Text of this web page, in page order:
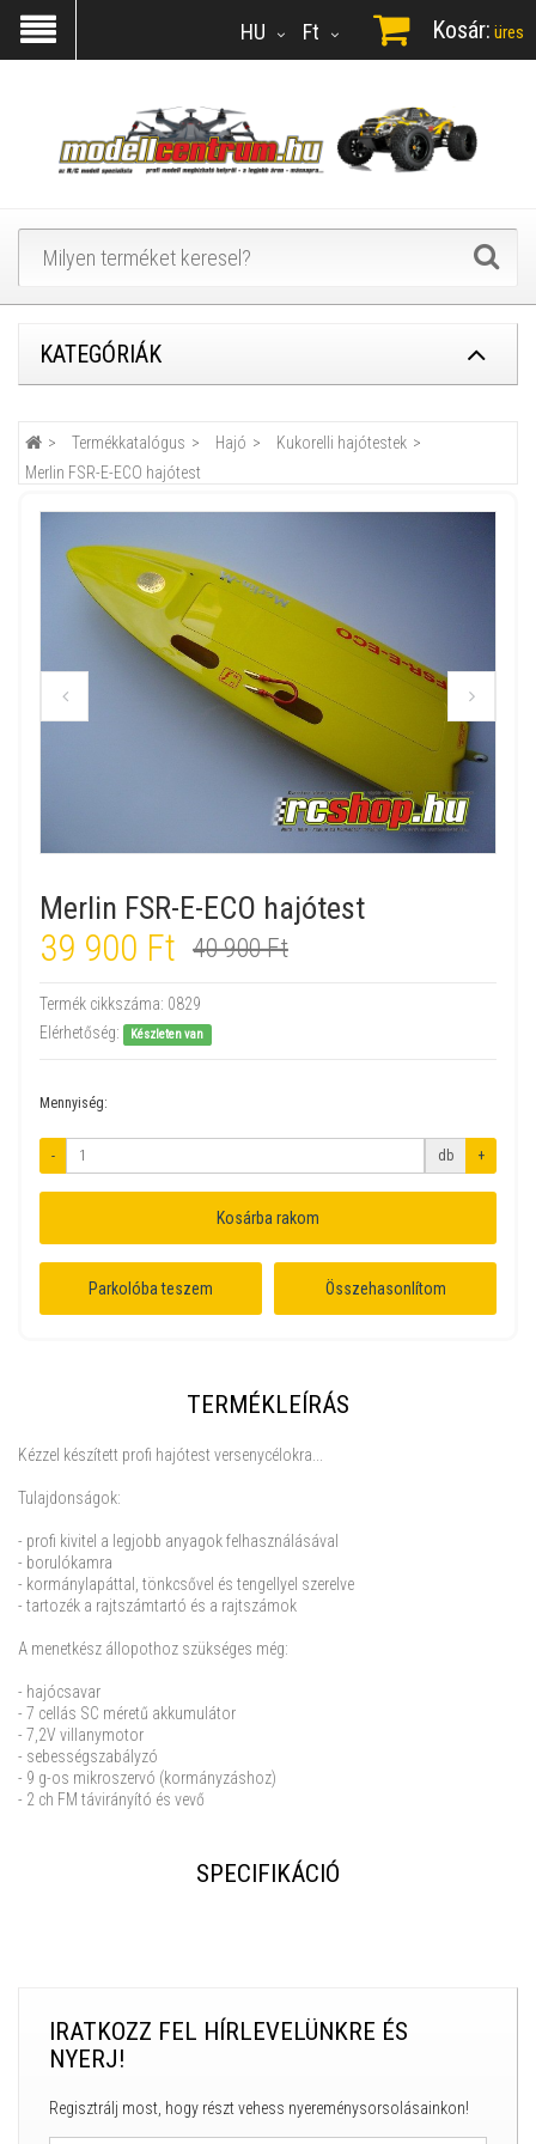
Ft
HU Kosár: üres
KATEGÓRIÁK
Termékkatalógus Hajó
Kukorelli hajótestek
Merlin FSR-E-ECO hajótest
Merlin FSR-E-ECO hajótest
39 900 Ft 40 900 Ft
Termék cikkszáma: 0829
Elérhetőség:
Készleten van
Mennyiség:
- db +
Kosárba rakom
Parkolóba teszem Összehasonlítom
TERMÉKLEÍRÁS
Kézzel készített profi hajótest versenycélokra...
Tulajdonságok:
- profi kivitel a legjobb anyagok felhasználásával
- borulókamra
- kormánylapáttal, tönkcsővel és tengellyel szerelve
- tartozék a rajtszámtartó és a rajtszámok
A menetkész állopothoz szükséges még:
- hajócsavar
- 7 cellás SC méretű akkumulátor
- 7,2V villanymotor
- sebességszabályzó
- 9 g-os mikroszervó (kormányzáshoz)
- 2 ch FM távirányító és vevő
SPECIFIKÁCIÓ
IRATKOZZ FEL HÍRLEVELÜNKRE ÉS
NYERJ!
Regisztrálj most, hogy részt vehess nyereménysorsolásainkon!